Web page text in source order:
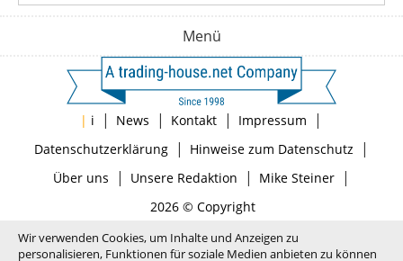
Menü
| i | News | Kontakt | Impressum |
Datenschutzerklärung| Hinweise zum Datenschutz |
Über uns | Unsere Redaktion | Mike Steiner|
2026 © Copyright
Wir verwenden Cookies, um Inhalte und Anzeigen zu
personalisieren, Funktionen für soziale Medien anbieten zu können